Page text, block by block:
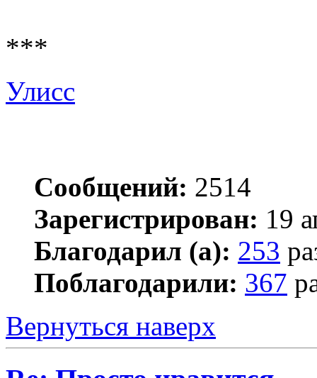
***
Улисс
Сообщений: 2514
Зарегистрирован: 19
Благодарил (а): 253
Поблагодарили: 367
Вернуться наверх